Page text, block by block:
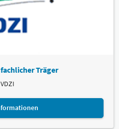
Träger
VDZI